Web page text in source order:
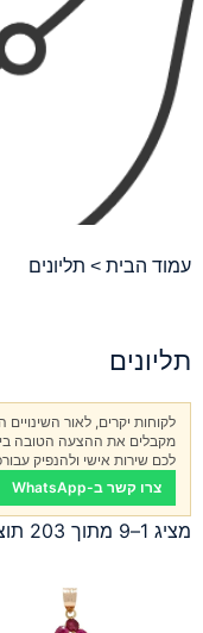
עמוד הבית > תליונים
תליונים
לקוחות יקרים, לאור
מקבלים את ההצעה הטובה
לכם שירות אישי ולהנפיק
צרו קשר ב-WhatsApp
מציג 1–9 מתוך 203 תוצאות